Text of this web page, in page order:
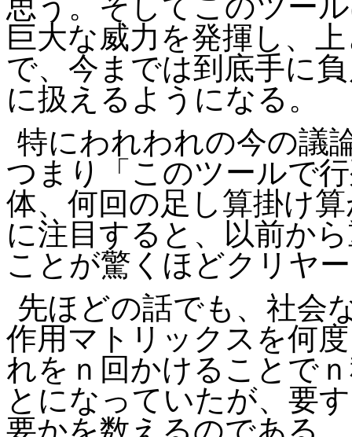
巨大な威力を発揮し、
で、今までは到底手に
に扱えるようになる。
特にわれわれの今の議
つまり「このツールで
体、何回の足し算掛け
に注目すると、以前か
ことが驚くほどクリヤ
先ほどの話でも、社会
作用マトリックスを何
れをｎ回かけることで
とになっていたが、要